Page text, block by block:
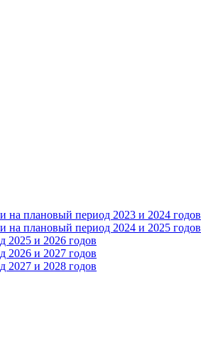
плановый период 2023 и 2024 годов
плановый период 2024 и 2025 годов
и 2026 годов
и 2027 годов
и 2028 годов